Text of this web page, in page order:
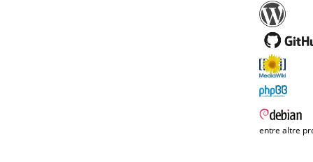
entre altre